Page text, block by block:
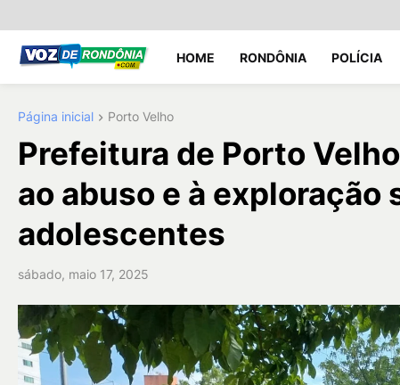
HOME RONDÔNIA POLÍCIA
Página inicial Porto Velho
Prefeitura de Porto
ao abuso e à exploração
adolescentes
sábado, maio 17, 2025